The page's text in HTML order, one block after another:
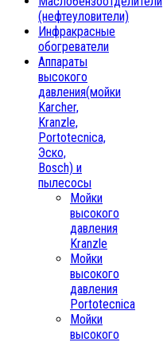
(нефтеуловители)
Инфракрасные
обогреватели
Аппараты
высокого
давления(мойки
Karcher,
Kranzle,
Portotecnica,
Эско,
Bosch) и
пылесосы
Мойки
высокого
давления
Kranzle
Мойки
высокого
давления
Portotecnica
Мойки
высокого